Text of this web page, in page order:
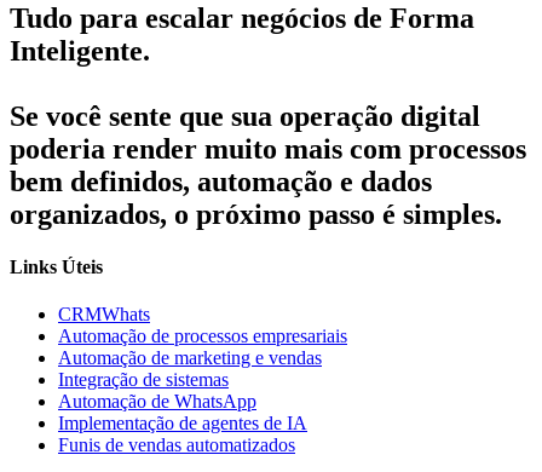
Tudo para escalar negócios de Forma
Inteligente.
Se você sente que sua operação digital
poderia render muito mais com processos
bem definidos, automação e dados
organizados, o próximo passo é simples.
Links Úteis
CRMWhats
Automação de processos empresariais
Automação de marketing e vendas
Integração de sistemas
Automação de WhatsApp
Implementação de agentes de IA
Funis de vendas automatizados